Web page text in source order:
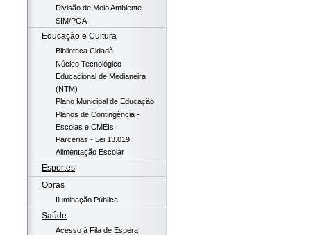
Divisão de Meio Ambiente
SIM/POA
Educação e Cultura
Biblioteca Cidadã
Núcleo Tecnológico
Educacional de Medianeira
(NTM)
Plano Municipal de Educação
Planos de Contingência -
Escolas e CMEIs
Parcerias - Lei 13.019
Alimentação Escolar
Esportes
Obras
Iluminação Pública
Saúde
Acesso à Fila de Espera